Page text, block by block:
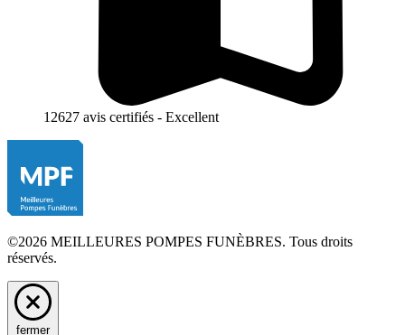
12627 avis certifiés - Excellent
©2026 MEILLEURES POMPES FUNÈBRES. Tous droits
réservés.
fermer